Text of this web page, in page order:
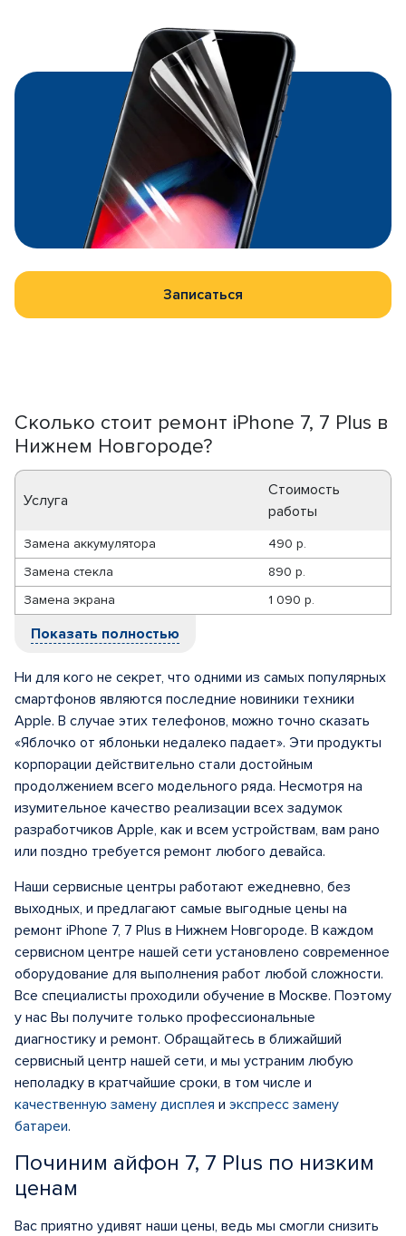
Записаться
Сколько стоит ремонт iPhone 7, 7 Plus в
Нижнем Новгороде?
Услуга
Стоимость
работы
Замена аккумулятора
490 р.
Замена стекла
890 р.
Замена экрана
1 090 р.
Показать полностью
Ни для кого не секрет, что одними из самых популярных
смартфонов являются последние новиники техники
Apple. В случае этих телефонов, можно точно сказать
«Яблочко от яблоньки недалеко падает». Эти продукты
корпорации действительно стали достойным
продолжением всего модельного ряда. Несмотря на
изумительное качество реализации всех задумок
разработчиков Apple, как и всем устройствам, вам рано
или поздно требуется ремонт любого девайса.
Наши сервисные центры работают ежедневно, без
выходных, и предлагают самые выгодные цены на
ремонт iPhone 7, 7 Plus в Нижнем Новгороде. В каждом
сервисном центре нашей сети установлено современное
оборудование для выполнения работ любой сложности.
Все специалисты проходили обучение в Москве. Поэтому
у нас Вы получите только профессиональные
диагностику и ремонт. Обращайтесь в ближайший
сервисный центр нашей сети, и мы устраним любую
неполадку в кратчайшие сроки, в том числе и
качественную замену дисплея и экспресс замену
батареи.
Починим айфон 7, 7 Plus по низким
ценам
Вас приятно удивят наши цены, ведь мы смогли снизить